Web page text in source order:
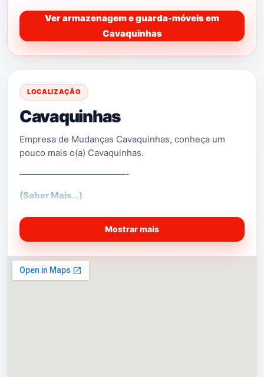
Ver armazenagem e guarda-móveis em
Cavaquinhas
LOCALIZAÇÃO
Cavaquinhas
Empresa de Mudanças Cavaquinhas, conheça um
pouco mais o(a) Cavaquinhas.
————————————-
(Saber Mais…)
Mostrar mais